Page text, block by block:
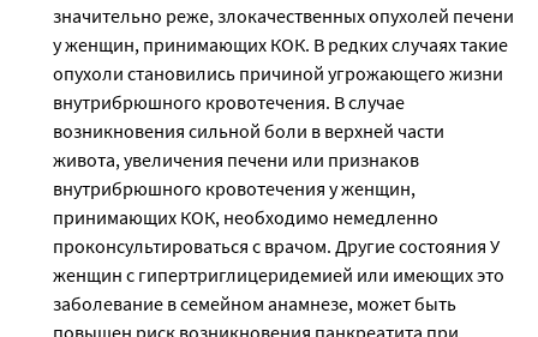
значительно реже, злокачественных опухолей печени
у женщин, принимающих КОК. В редких случаях такие
опухоли становились причиной угрожающего жизни
внутрибрюшного кровотечения. В случае
возникновения сильной боли в верхней части
живота, увеличения печени или признаков
внутрибрюшного кровотечения у женщин,
принимающих КОК, необходимо немедленно
проконсультироваться с врачом. Другие состояния У
женщин с гипертриглицеридемией или имеющих это
заболевание в семейном анамнезе, может быть
повышен риск возникновения панкреатита при